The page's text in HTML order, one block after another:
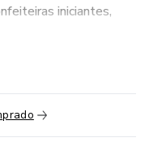
iniciantes,
transformá-la